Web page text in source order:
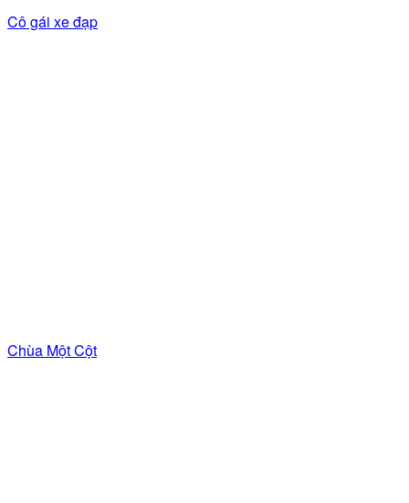
Cô gái xe đạp
Chùa Một Cột